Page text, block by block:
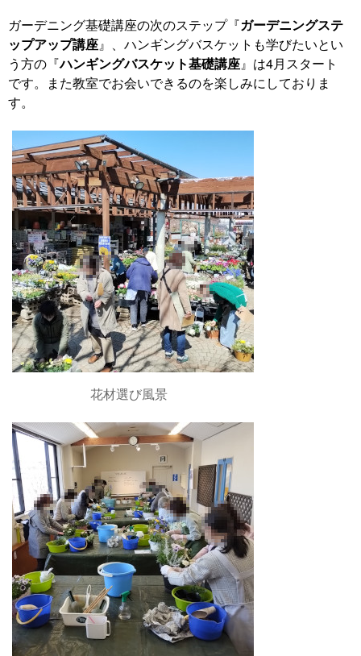
ガーデニング基礎講座の次のステップ『ガーデニングステ
ップアップ講座』、ハンギングバスケットも学びたいとい
う方の『ハンギングバスケット基礎講座』は4月スタート
です。また教室でお会いできるのを楽しみにしておりま
す。
花材選び風景